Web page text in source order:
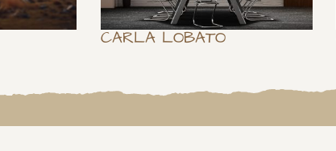
CARLA LOBATO